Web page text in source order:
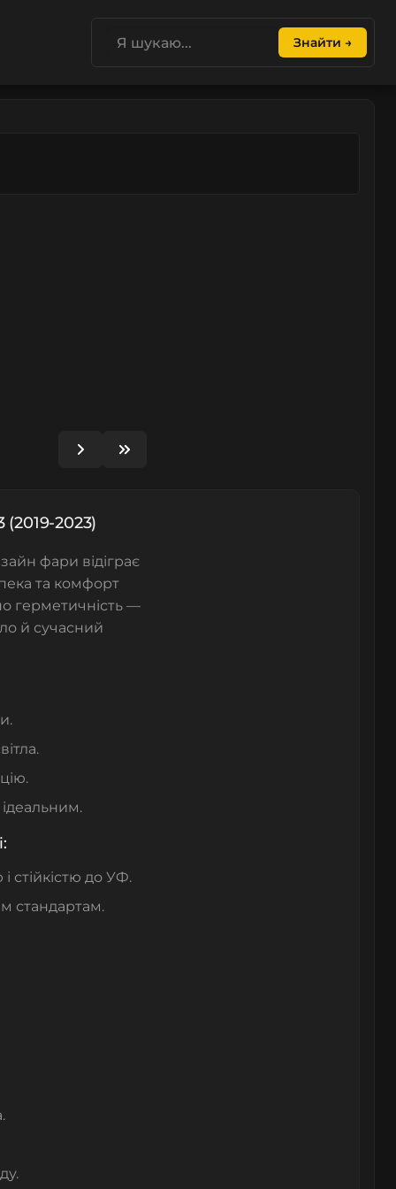
Знайти →
2023)
фари відіграє
та комфорт
герметичність —
й сучасний
стійкістю до УФ.
стандартам.